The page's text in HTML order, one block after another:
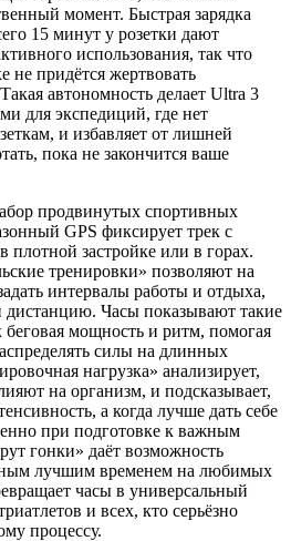
момент. Быстрая зарядка
15 минут у розетки дают
использования, так что
не придётся жертвовать
автономность делает Ultra 3
для экспедиций, где нет
и избавляет от лишней
пока не закончится ваше
продвинутых спортивных
GPS фиксирует трек с
плотной застройке или в горах.
тренировки» позволяют на
интервалы работы и отдыха,
дистанцию. Часы показывают такие
беговая мощность и ритм, помогая
силы на длинных
нагрузка» анализирует,
на организм, и подсказывает,
а когда лучше дать себе
при подготовке к важным
гонки» даёт возможность
лучшим временем на любимых
часы в универсальный
и всех, кто серьёзно
процессу.